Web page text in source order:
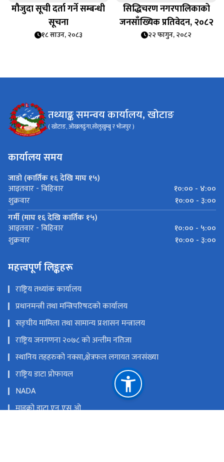
मौजुदा सूची दर्ता गर्ने सम्बन्धी
सूचना
१८ साउन, २०८३
सिद्धिचरण नगरपालिकाको
जनसाँख्यिक प्रतिवेदन, २०८२
२२ फागुन, २०८२
तथ्याङ्क समन्वय कार्यालय, खोटाङ
( खोटाङ, ओखलढुंगा,सोलुखुम्बु र भोजपुर )
कार्यालय समय
जाडो (कार्तिक १६ देखि माघ १५)
आइतवार - बिहिवार
१०:०० - ४:००
शुक्रवार
१०:०० - ३:००
गर्मी (माघ १६ देखि कार्तिक १५)
आइतवार - बिहिवार
१०:०० - ५:००
शुक्रवार
१०:०० - ३:००
महत्त्वपूर्ण लिङ्कहरू
राष्ट्रिय तथ्यांक कार्यालय
प्रधानमन्त्री तथा मन्त्रिपरिषदको कार्यालय
सङ्‍घीय मामिला तथा सामान्य प्रशासन मन्त्रालय
राष्ट्रिय जनगणना २०७८ को अन्तीम नतिजा
स्थानिय तहहरुको नक्सा,क्षेत्रफल लगायत जनसंख्या
राष्ट्रिय डाटा प्रोफायल
NADA
माइक्रो डाटा एन एस ओ